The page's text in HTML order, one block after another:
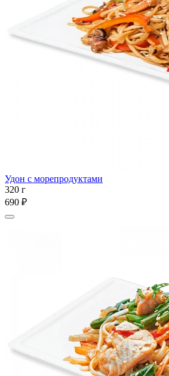
Удон с морепродуктами
320 г
690 ₽